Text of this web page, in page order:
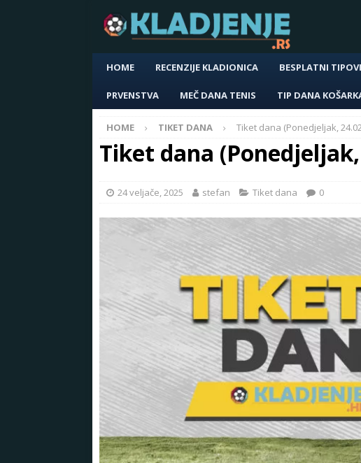
HOME RECENZIJE KLADIONICA BESPLATNI TIPOVI
PRVENSTVA MEČ DANA TENIS TIP DANA
HOME TIKET DANA Tiket dana (Ponedjeljak,
Tiket dana
24 veljače, 2025 stefan Tiket dana 0